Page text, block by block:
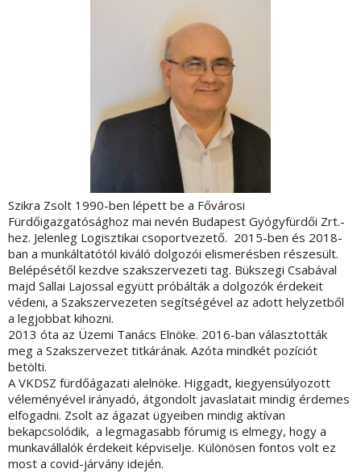
Szikra Zsolt 1990-ben lépett be a Fővárosi
Fürdőigazgatósághoz mai nevén Budapest Gyógyfürdői Zrt.-
hez. Jelenleg Logisztikai csoportvezető. 2015-ben és 2018-
ban a munkáltatótól kiváló dolgozói elismerésben részesült.
Belépésétől kezdve szakszervezeti tag. Bükszegi Csabával
majd Sallai Lajossal együtt próbálták a dolgozók érdekeit
védeni, a Szakszervezeten segítségével az adott helyzetből
a legjobbat kihozni.
2013 óta az Üzemi Tanács Elnöke. 2016-ban választották
meg a Szakszervezet titkárának. Azóta mindkét pozíciót
betölti.
A VKDSZ fürdőágazati alelnöke. Higgadt, kiegyensúlyozott
véleményével irányadó, átgondolt javaslatait mindig érdemes
elfogadni. Zsolt az ágazat ügyeiben mindig aktívan
bekapcsolódik, a legmagasabb fórumig is elmegy, hogy a
munkavállalók érdekeit képviselje. Különösen fontos volt ez
most a covid-járvány idején.